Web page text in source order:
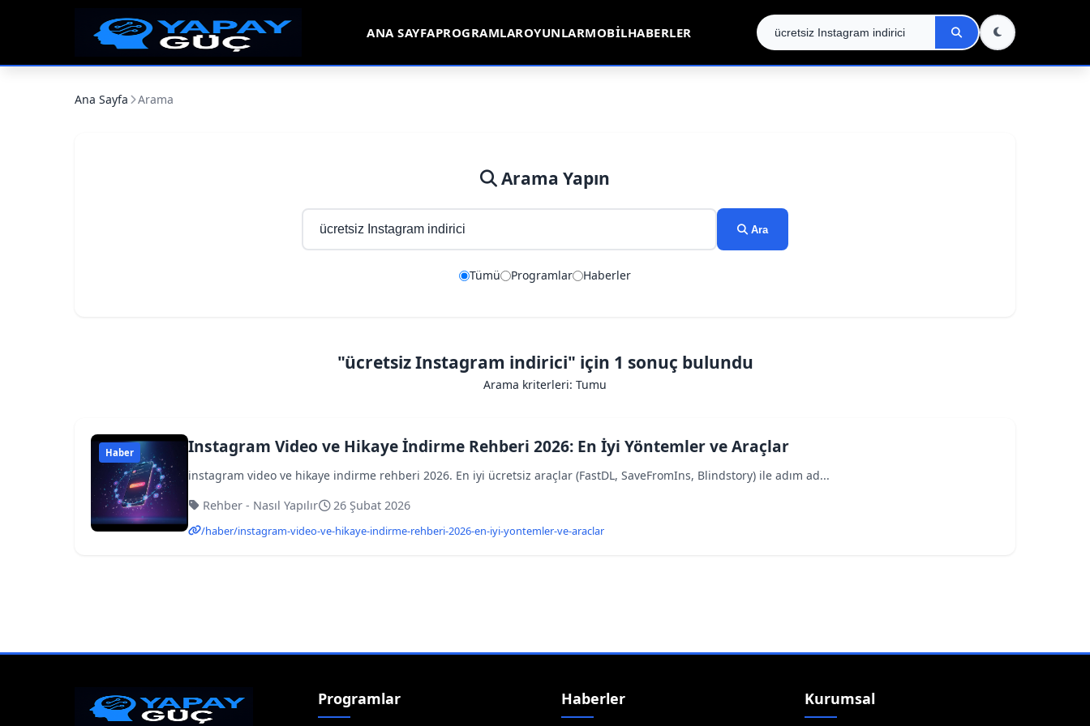
ANA SAYFAPROGRAMLAROYUNLARMOBILHABERLER
Ana Sayfa Arama
Arama Yapın
Ara
Tümü Programlar Haberler
"ücretsiz Instagram indirici" için 1 sonuç bulundu
Arama kriterleri: Tumu
Haber Instagram Video ve Hikaye İndirme Rehberi 2026: En İyi Yöntemler ve Araçlar
instagram video ve hikaye indirme rehberi 2026. En iyi ücretsiz araçlar (FastDL, SaveFromIns, Blindstory) ile adım ad...
Rehber - Nasıl Yapılır
26 Şubat 2026
/haber/instagram-video-ve-hikaye-indirme-rehberi-2026-en-iyi-yontemler-ve-araclar
Programlar Haberler Kurumsal